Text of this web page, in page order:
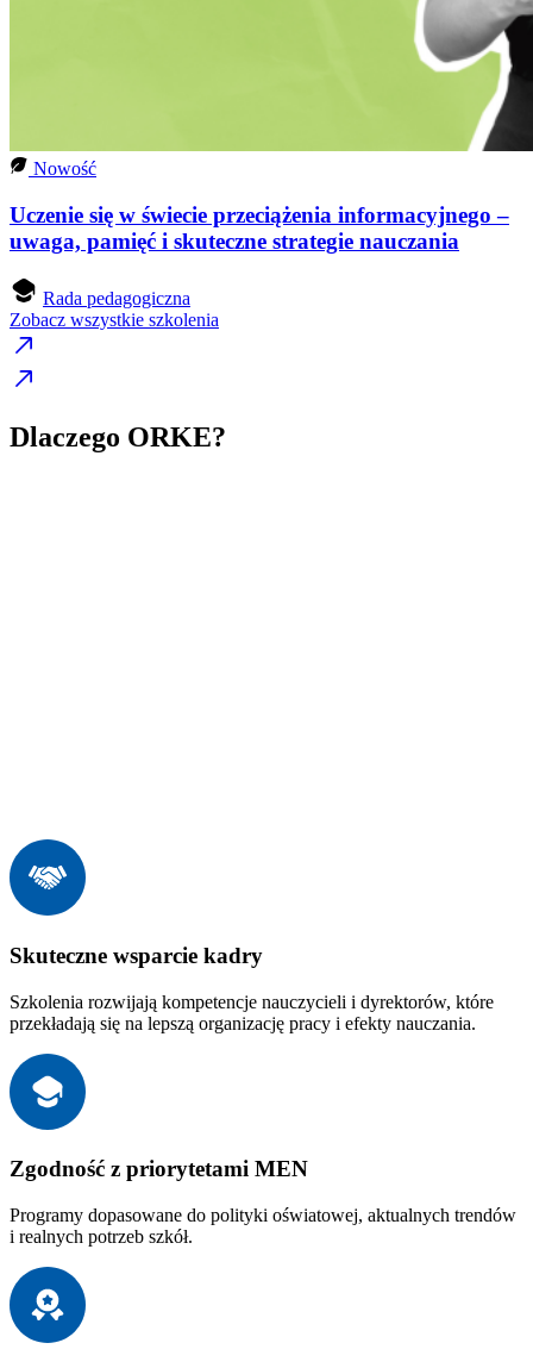
Nowość
Uczenie się w świecie przeciążenia informacyjnego –
uwaga, pamięć i skuteczne strategie nauczania
Rada pedagogiczna
Zobacz wszystkie szkolenia
Dlaczego ORKE?
Skuteczne wsparcie kadry
Szkolenia rozwijają kompetencje nauczycieli i dyrektorów, które
przekładają się na lepszą organizację pracy i efekty nauczania.
Zgodność z priorytetami MEN
Programy dopasowane do polityki oświatowej, aktualnych trendów
i realnych potrzeb szkół.